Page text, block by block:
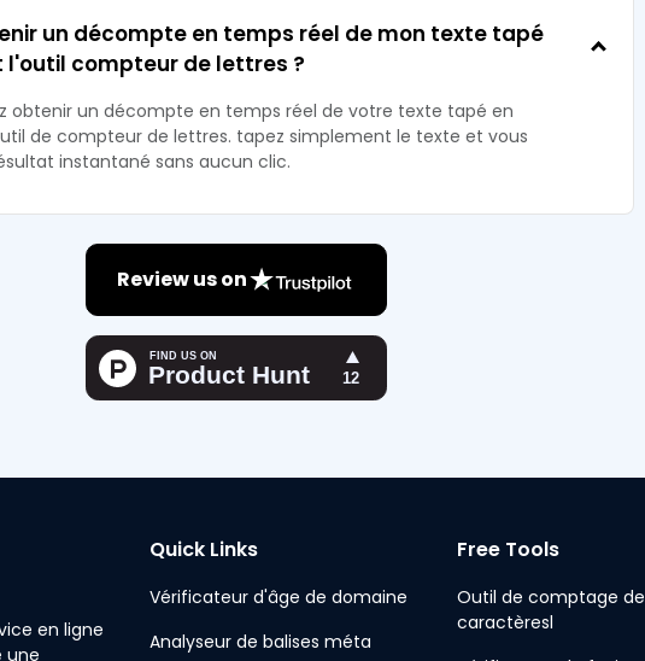
un décompte en temps réel de mon texte tapé
l'outil compteur de lettres ?
obtenir un décompte en temps réel de votre texte tapé en
de compteur de lettres. tapez simplement le texte et vous
instantané sans aucun clic.
Review us on
en ligne
une
Quick Links
Vérificateur d'âge de domaine
Analyseur de balises méta
Free Tools
Outil de comptage de
caractèresl